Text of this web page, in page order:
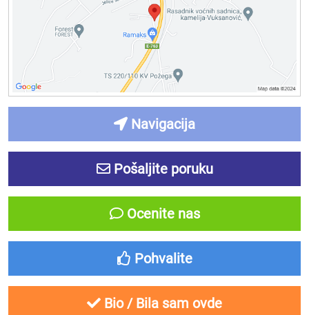
Navigacija
Pošaljite poruku
Ocenite nas
Pohvalite
Bio / Bila sam ovde